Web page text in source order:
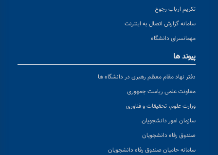
تکریم ارباب رجوع
سامانه گزارش اتصال به اینترنت
مهمانسرای دانشگاه
پیوند ها
دفتر نهاد مقام معظم رهبری در دانشگاه ها
معاونت علمی ریاست جمهوری
وزارت علوم، تحقیقات و فناوری
سازمان امور دانشجویان
صندوق رفاه دانشجویان
سامانه حامیان صندوق رفاه دانشجویان